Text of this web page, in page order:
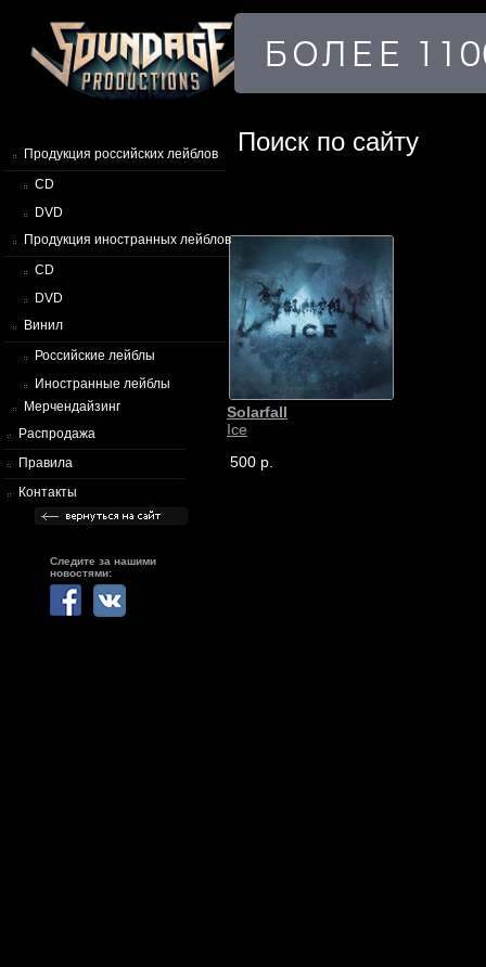
Продукция российских лейблов
CD
DVD
Продукция иностранных лейблов
CD
DVD
Винил
Российские лейблы
Иностранные лейблы
Мерчендайзинг
Распродажа
Правила
Контакты
Следите за нашими
новостями:
Поиск по сайту
Solarfall
Ice
500 р.